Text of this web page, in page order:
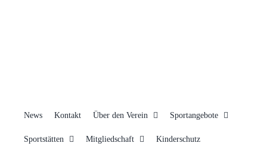
News Kontakt Über den Verein Sportangebote
Sportstätten Mitgliedschaft Kinderschutz